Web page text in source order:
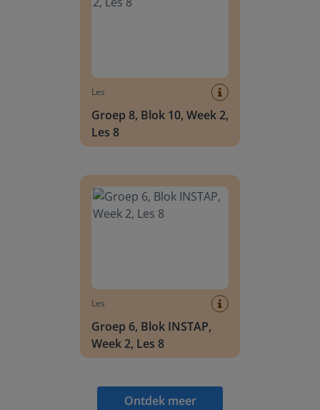
Les
Groep 8, Blok 10, Week 2,
Les 8
Les
Groep 6, Blok INSTAP,
Week 2, Les 8
Ontdek meer